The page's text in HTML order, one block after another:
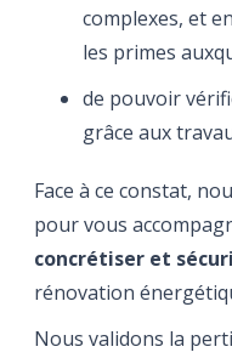
complexes, et
les primes
de pouvoir
grâce aux
Face à ce constat,
pour vous
concrétiser et
rénovation
Nous validons la